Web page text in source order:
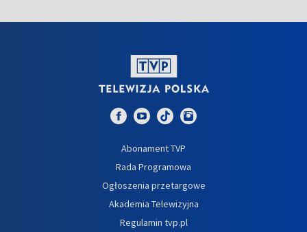
Abonament TVP
Rada Programowa
Ogłoszenia przetargowe
Akademia Telewizyjna
Regulamin tvp.pl